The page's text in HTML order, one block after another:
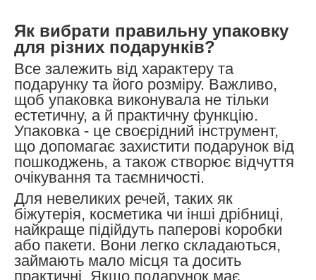
Як вибрати правильну упаковку
для різних подарунків?
Все залежить від характеру та
подарунку та його розміру. Важливо,
щоб упаковка виконувала не тільки
естетичну, а й практичну функцію.
Упаковка - це своєрідний інструмент,
що допомагає захистити подарунок від
пошкоджень, а також створює відчуття
очікування та таємничості.
Для невеликих речей, таких як
біжутерія, косметика чи інші дрібниці,
найкраще підійдуть паперові коробки
або пакети. Вони легко складаються,
займають мало місця та досить
практичні. Якщо подарунок має